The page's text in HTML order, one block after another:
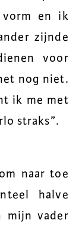
en ik
zijnde
voor
nog niet.
ik me met
straks”.
naar toe
halve
mijn vader